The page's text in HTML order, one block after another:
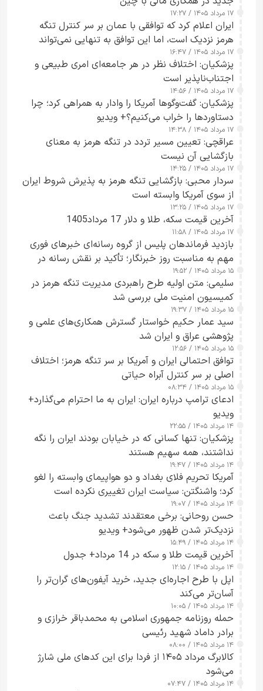
۱۷ مرداد ۱۴۰۵ / ۱۷:۲۷
ایران اعلام کرد که توافقی با عمان بر سر کنترل تنگه
هرمز نزدیک است، اما این توافق به تنهایی نمی‌تواند
آبراه را آزاد کند
۱۷ مرداد ۱۴۰۵ / ۱۶:۴۷
پزشکیان: اختلاف نظر در هر جامعه‌ای امری طبیعی و
اجتناب‌ناپذیر است
۱۷ مرداد ۱۴۰۵ / ۱۴:۵۶
پزشکیان: گفت‌وگوها آمریکا را وادار به همراهی کرد؛ چرا
دستاوردها را خراب می‌کنیم؟+ ویدیو
۱۷ مرداد ۱۴۰۵ / ۱۴:۳۸
عراقچی: تعیین مسیر تردد در تنگه هرمز به معنای
بازگشایی آن نیست
۱۷ مرداد ۱۴۰۵ / ۱۴:۲۵
سردار محبی: بازگشایی تنگه هرمز به پذیرش شروط ایران
از سوی آمریکا وابسته است
۱۷ مرداد ۱۴۰۵ / ۱۳:۲۵
آخرین قیمت سکه، طلا و دلار 17 مرداد1405
۱۷ مرداد ۱۴۰۵ / ۱۱:۵۸
بازدید فرماندهان پلیس از گروه رسانه‌ای خبرهای فوری
مهم به مناسبت روز خبرنگار؛ تأکید بر نقش رسانه در
تقویت امنیت و اعتماد عمومی
۱۵ مرداد ۱۴۰۵ / ۱۹:۵۲
سلیمی: متن اولیه طرح راهبردی مدیریت تنگه هرمز در
کمیسیون امنیت ملی بررسی شد
۱۵ مرداد ۱۴۰۵ / ۱۹:۳۷
سید عمار حکیم خواستار گسترش همکاری‌های علمی و
پژوهشی عراق و ایران شد
۱۵ مرداد ۱۴۰۵ / ۱۲:۵۶
توافق احتمالی ایران و آمریکا بر سر تنگه هرمز؛ اختلاف
اصلی بر سر کنترل آبراه حیاتی
۱۵ مرداد ۱۴۰۵ / ۰۸:۳۴
ادعای ترامپ درباره ایران: ایران به ما احترام می‌گذارد+
ویدیو
۱۴ مرداد ۱۴۰۵ / ۲۲:۵۵
پزشکیان: تنها کسانی که در خیابان بودند ایران را نگه
نداشتند، همه سهیم هستند
۱۴ مرداد ۱۴۰۵ / ۱۹:۴۷
آمریکا تحریم فلای بغداد و دو هواپیمای وابسته را لغو
کرد؛ واشنگتن: سیاست ایران تغییری نکرده است
۱۴ مرداد ۱۴۰۵ / ۱۹:۰۷
حسن روحانی: برخی معتقدند تشدید جنگ باعث
نزدیک‌تر شدن ظهور می‌شود+ ویدیو
۱۴ مرداد ۱۴۰۵ / ۱۵:۴۹
آخرین قیمت طلا و سکه در 14 مرداد+ جدول
۱۴ مرداد ۱۴۰۵ / ۱۲:۱۵
اپل با طرح اجاره‌ای جدید، خرید آیفون‌های گران‌تر را
آسان‌تر می‌کند
۱۴ مرداد ۱۴۰۵ / ۱۰:۰۵
حمله روزنامه جمهوری اسلامی به محمدباقر خرازی و
برادر داماد شهید رئیسی
۱۴ مرداد ۱۴۰۵ / ۰۸:۰۰
کالابرگ مرداد ۱۴۰۵ از فردا برای این کدهای ملی شارژ
می‌شود
۱۴ مرداد ۱۴۰۵ / ۰۷:۴۷